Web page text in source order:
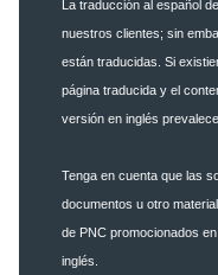
La traducción al español
nuestros clientes; sin
están traducidas. Si
página traducida y el
versión en inglés
Tenga en cuenta que las
documentos u otro
de PNC promocionados
inglés.